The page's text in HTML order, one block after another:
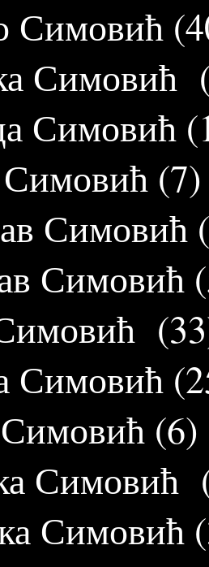
Симовић
(7)
Симовић
Симовић
(6)
Симовић
Симовић